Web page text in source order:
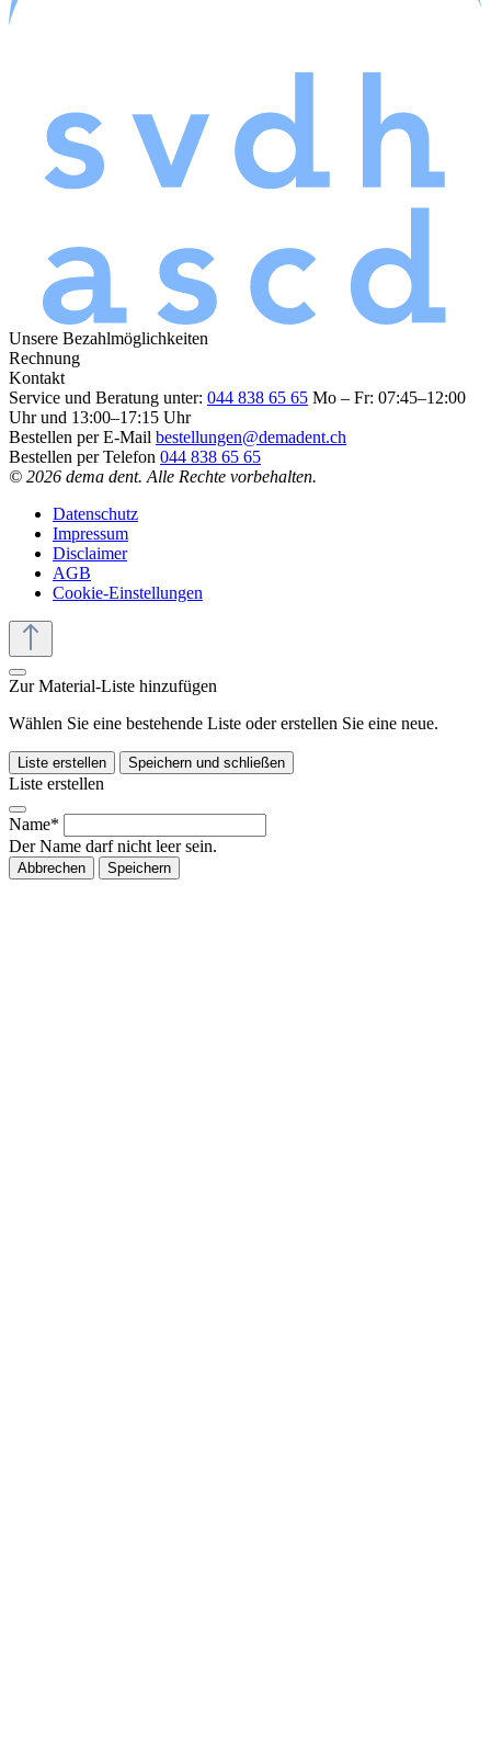
Unsere Bezahlmöglichkeiten
Rechnung
Kontakt
Service und Beratung unter: 044 838 65 65 Mo – Fr: 07:45–12:00
Uhr und 13:00–17:15 Uhr
Bestellen per E-Mail bestellungen@demadent.ch
Bestellen per Telefon 044 838 65 65
© 2026 dema dent. Alle Rechte vorbehalten.
Datenschutz
Impressum
Disclaimer
AGB
Cookie-Einstellungen
Zur Material-Liste hinzufügen
Wählen Sie eine bestehende Liste oder erstellen Sie eine neue.
Liste erstellen Speichern und schließen
Liste erstellen
Name*
Der Name darf nicht leer sein.
Abbrechen Speichern